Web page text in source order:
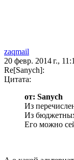
zaqmail
20 февр. 2014 г.,
Re[Sanych]:
Цитата:
от: Sanych
Из
Из
Его можно